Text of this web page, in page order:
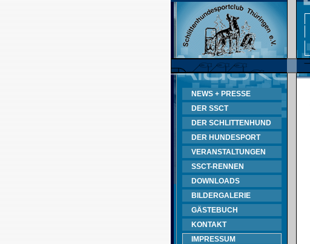
NEWS + PRESSE
DER SSCT
DER SCHLITTENHUND
DER HUNDESPORT
VERANSTALTUNGEN
SSCT-RENNEN
DOWNLOADS
BILDERGALERIE
GÄSTEBUCH
KONTAKT
IMPRESSUM